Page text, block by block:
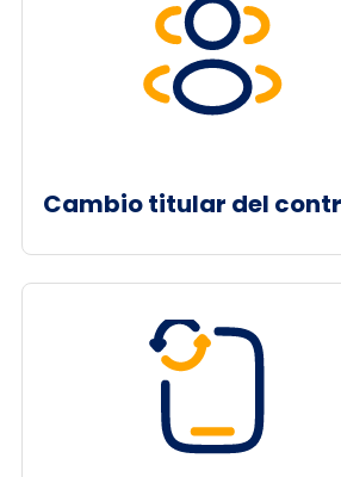
Cambio titular del